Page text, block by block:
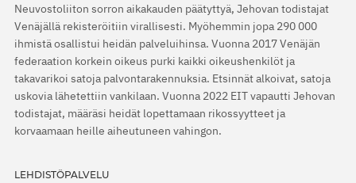
Neuvostoliiton sorron aikakauden päätyttyä, Jehovan todistajat
Venäjällä rekisteröitiin virallisesti. Myöhemmin jopa 290 000
ihmistä osallistui heidän palveluihinsa. Vuonna 2017 Venäjän
federaation korkein oikeus purki kaikki oikeushenkilöt ja
takavarikoi satoja palvontarakennuksia. Etsinnät alkoivat, satoja
uskovia lähetettiin vankilaan. Vuonna 2022 EIT vapautti Jehovan
todistajat, määräsi heidät lopettamaan rikossyytteet ja
korvaamaan heille aiheutuneen vahingon.
LEHDISTÖPALVELU